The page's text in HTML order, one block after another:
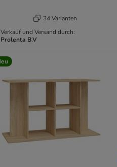
34 Varianten
Verkauf und Versand durch:
Prolenta B.V